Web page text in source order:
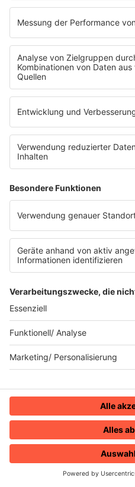
HOME
26.05.2025
Camouflage - The
Commandment
19.05.2025
Tears for Fears -
the World
21.04.2025
The Proclaimers -
07.04.2025
U2 - Where the
31.03.2025